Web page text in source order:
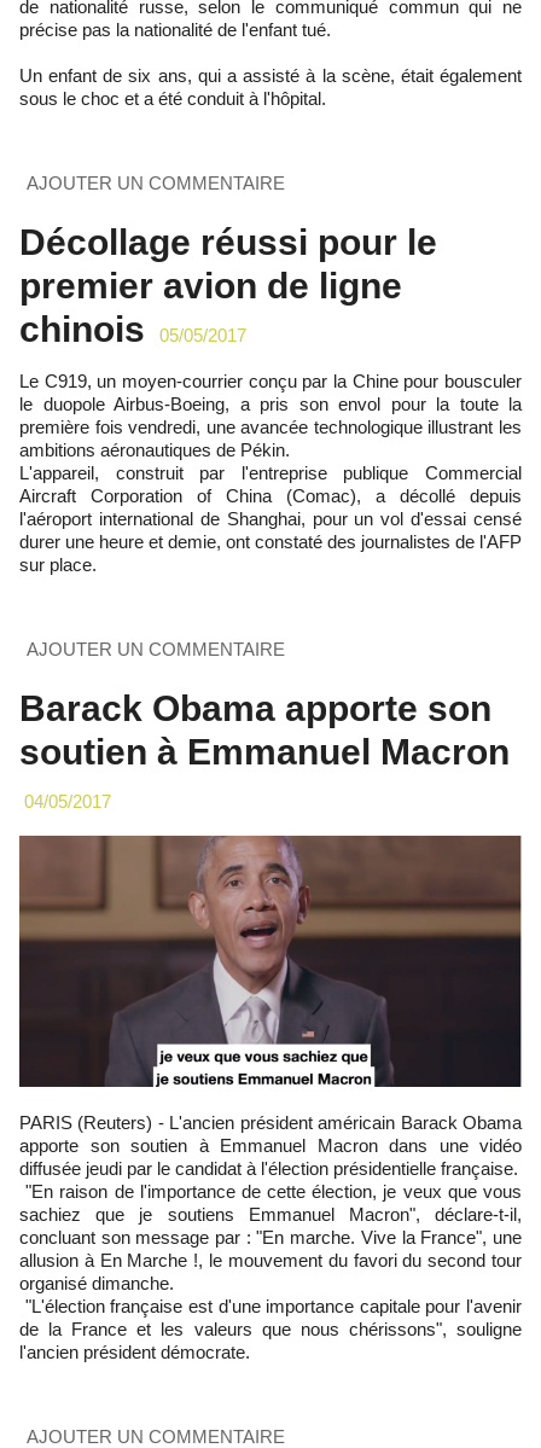
de nationalité russe, selon le communiqué commun qui ne
précise pas la nationalité de l'enfant tué.
Un enfant de six ans, qui a assisté à la scène, était également
sous le choc et a été conduit à l'hôpital.
AJOUTER UN COMMENTAIRE
Décollage réussi pour le
premier avion de ligne
chinois
05/05/2017
Le C919, un moyen-courrier conçu par la Chine pour bousculer
le duopole Airbus-Boeing, a pris son envol pour la toute la
première fois vendredi, une avancée technologique illustrant les
ambitions aéronautiques de Pékin.
L'appareil, construit par l'entreprise publique Commercial
Aircraft Corporation of China (Comac), a décollé depuis
l'aéroport international de Shanghai, pour un vol d'essai censé
durer une heure et demie, ont constaté des journalistes de l'AFP
sur place.
AJOUTER UN COMMENTAIRE
Barack Obama apporte son
soutien à Emmanuel Macron
04/05/2017
PARIS (Reuters) - L'ancien président américain Barack Obama
apporte son soutien à Emmanuel Macron dans une vidéo
diffusée jeudi par le candidat à l'élection présidentielle française.
"En raison de l'importance de cette élection, je veux que vous
sachiez que je soutiens Emmanuel Macron", déclare-t-il,
concluant son message par : "En marche. Vive la France", une
allusion à En Marche !, le mouvement du favori du second tour
organisé dimanche.
"L'élection française est d'une importance capitale pour l'avenir
de la France et les valeurs que nous chérissons", souligne
l'ancien président démocrate.
AJOUTER UN COMMENTAIRE